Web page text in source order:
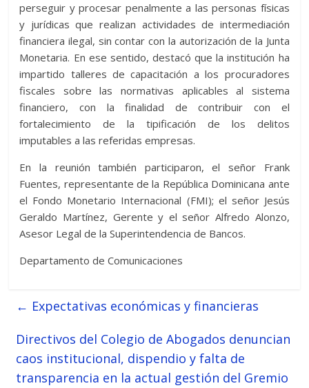
perseguir y procesar penalmente a las personas físicas
y jurídicas que realizan actividades de intermediación
financiera ilegal, sin contar con la autorización de la Junta
Monetaria. En ese sentido, destacó que la institución ha
impartido talleres de capacitación a los procuradores
fiscales sobre las normativas aplicables al sistema
financiero, con la finalidad de contribuir con el
fortalecimiento de la tipificación de los delitos
imputables a las referidas empresas.
En la reunión también participaron, el señor Frank
Fuentes, representante de la República Dominicana ante
el Fondo Monetario Internacional (FMI); el señor Jesús
Geraldo Martínez, Gerente y el señor Alfredo Alonzo,
Asesor Legal de la Superintendencia de Bancos.
Departamento de Comunicaciones
← Expectativas económicas y financieras
Directivos del Colegio de Abogados denuncian
caos institucional, dispendio y falta de
transparencia en la actual gestión del Gremio